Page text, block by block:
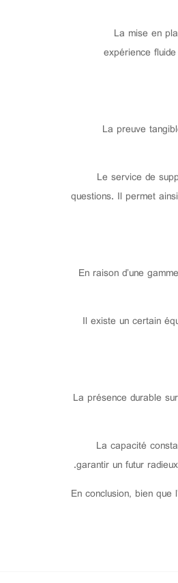
La mise en
expérience
La preuve
Le service de
questions. Il permet
En raison d’une
Il existe un certain
La présence durable
La capacité
garantir un futur
En conclusion, bien